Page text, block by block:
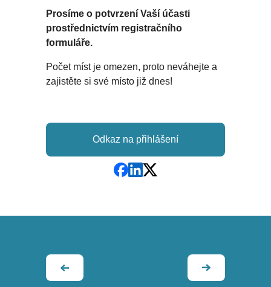
Prosíme o potvrzení Vaší účasti
prostřednictvím registračního
formuláře.
Počet míst je omezen, proto neváhejte a
zajistěte si své místo již dnes!
Odkaz na přihlášení